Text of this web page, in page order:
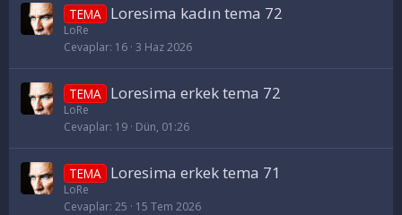
TEMA Loresima kadın tema 72
LoRe
Cevaplar 16 3 Haz 2026
TEMA Loresima erkek tema 72
LoRe
Cevaplar 19 Dün, 01:26
TEMA Loresima erkek tema 71
LoRe
Cevaplar 25 15 Tem 2026